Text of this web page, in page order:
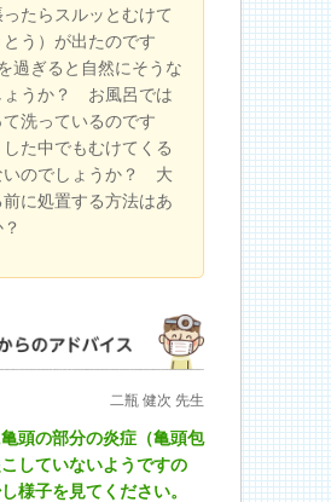
たらスルッとむけて
う）が出たのです
過ぎると自然にそうな
ょうか？ お風呂では
洗っているのです
た中でもむけてくる
いのでしょうか？ 大
前に処置する方法はあ
のアドバイス二瓶 健次 先生
頭の部分の炎症（亀頭包
していないようですの
様子を見てください。